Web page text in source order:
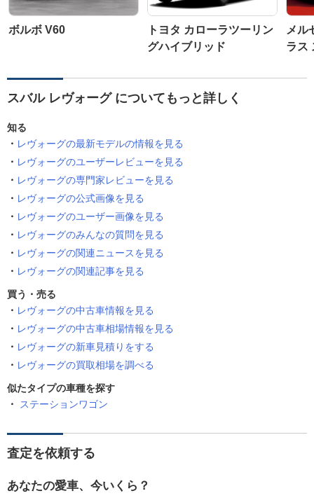
ボルボ V60
トヨタ カローラツーリン
グハイブリッド
メル
ラス
スバル レヴォーグ についてもっと詳しく
知る
レヴォーグの最新モデルの情報を見る
レヴォーグのユーザーレビューを見る
レヴォーグの専門家レビューを見る
レヴォーグの公式画像を見る
レヴォーグのユーザー画像を見る
レヴォーグのみんなの質問を見る
レヴォーグの関連ニュースを見る
レヴォーグの関連記事を見る
買う・売る
レヴォーグの中古車情報を見る
レヴォーグの中古車相場情報を見る
レヴォーグの新車見積りをする
レヴォーグの買取相場を調べる
似たタイプの車種を探す
ステーションワゴン
査定を依頼する
あなたの愛車、今いくら？